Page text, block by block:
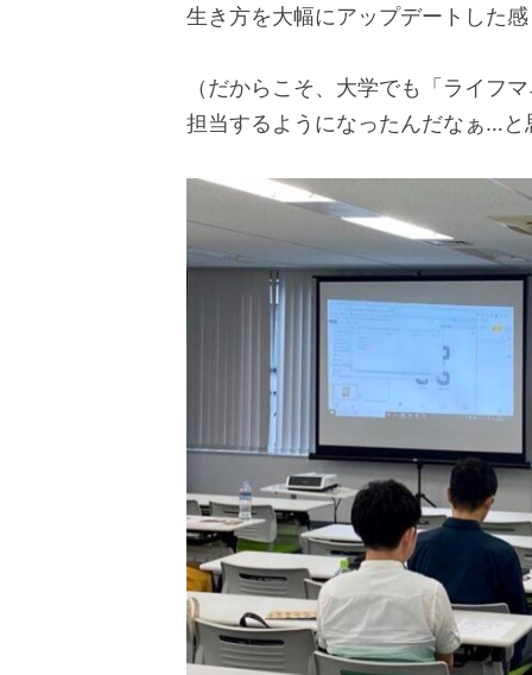
生き方を大幅にアップデートした
（だからこそ、大学でも「ライフ
担当するようになったんだなぁ…と